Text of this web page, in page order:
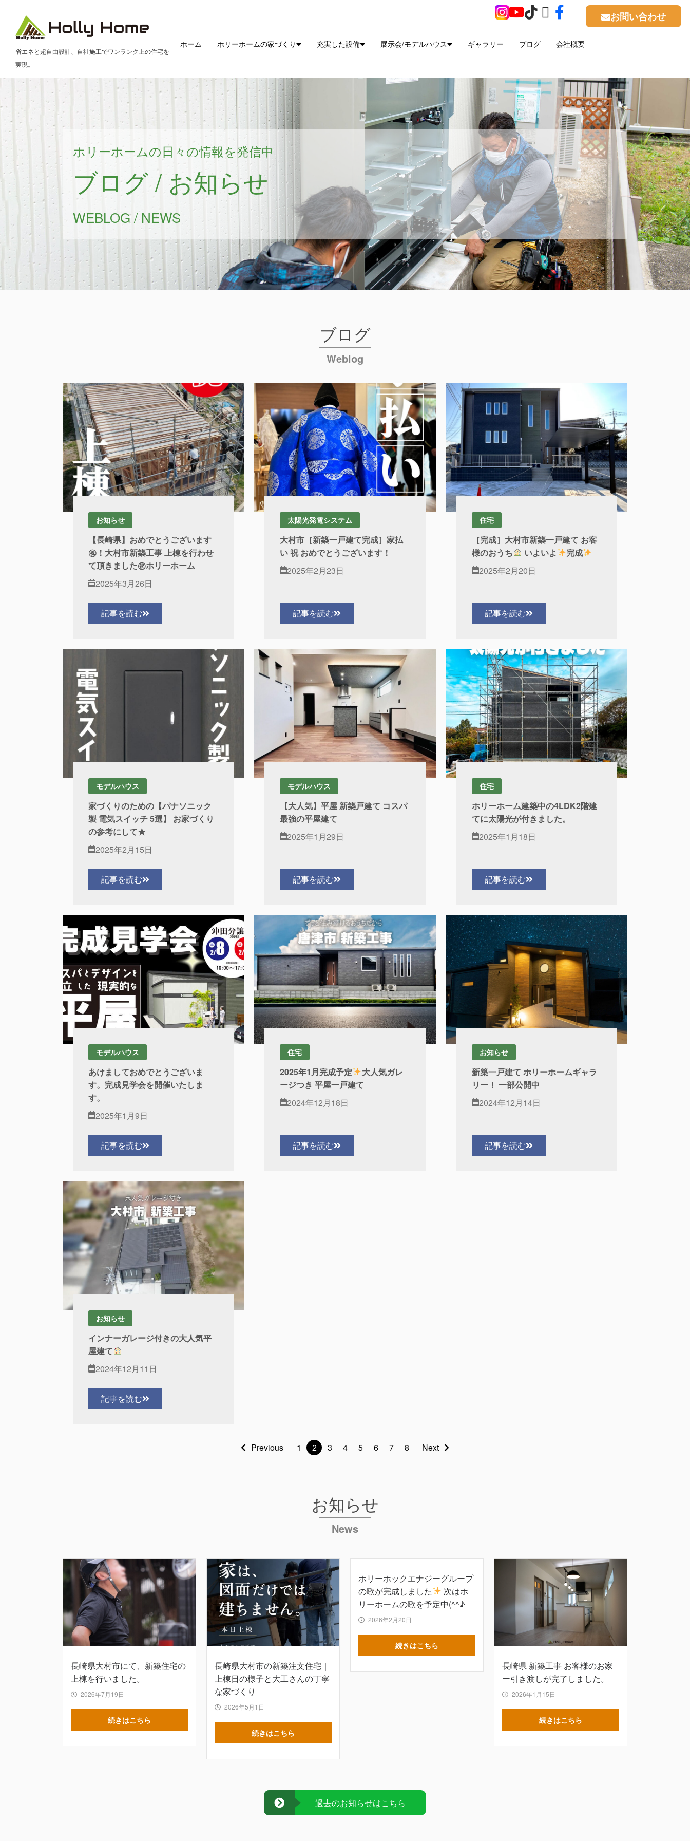
省エネと超自由設計、自社施工でワンランク上の住宅を
実現。
お問い合わせ
ホーム ホリーホームの家づくり 充実した設備 展示会/モデルハウス ギャラリー ブログ 会社概要
ホリーホームの日々の情報を発信中
ブログ / お知らせ
WEBLOG / NEWS
ブログ
Weblog
お知らせ
【長崎県】おめでとうございます
㊗！大村市新築工事 上棟を行わせ
て頂きました㊗ホリーホーム
2025年3月26日
記事を読む
太陽光発電システム
大村市［新築一戸建て完成］家払
い 祝 おめでとうございます！
2025年2月23日
記事を読む
住宅
［完成］大村市新築一戸建て お客
様のおうち
いよいよ
完成
2025年2月20日
記事を読む
モデルハウス
家づくりのための【パナソニック
製 電気スイッチ 5選】 お家づくり
の参考にして★
2025年2月15日
記事を読む
モデルハウス
【大人気】平屋 新築戸建て コスパ
最強の平屋建て
2025年1月29日
記事を読む
住宅
ホリーホーム建築中の4LDK2階建
てに太陽光が付きました。
2025年1月18日
記事を読む
モデルハウス
あけましておめでとうございま
す。完成見学会を開催いたしま
す。
2025年1月9日
記事を読む
住宅
2025年1月完成予定
大人気ガレ
ージつき 平屋一戸建て
2024年12月18日
記事を読む
お知らせ
新築一戸建て ホリーホームギャラ
リー！ 一部公開中
2024年12月14日
記事を読む
お知らせ
インナーガレージ付きの大人気平
屋建て
2024年12月11日
記事を読む
Previous 1 2 3 4 5 6 7 8 Next
お知らせ
News
長崎県大村市にて、新築住宅の
上棟を行いました。
2026年7月19日
続きはこちら
長崎県大村市の新築注文住宅｜
上棟日の様子と大工さんの丁寧
な家づくり
2026年5月1日
続きはこちら
ホリーホックエナジーグループ
の歌が完成しました
次はホ
リーホームの歌を予定中(^^♪
2026年2月20日
続きはこちら
長崎県 新築工事 お客様のお家
ー引き渡しが完了しました。
2026年1月15日
続きはこちら
過去のお知らせはこちら